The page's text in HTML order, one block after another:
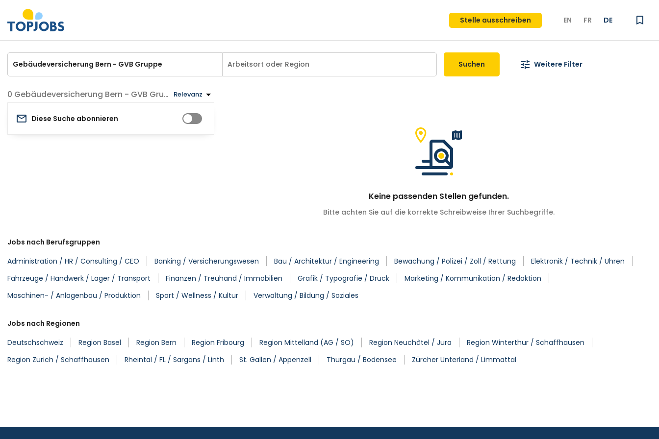
Stelle ausschreiben EN FR DE
Suchen Weitere Filter
Gebäudeversicherung Bern - GVB Gruppe Jobs Relevanz
Diese Suche abonnieren
Keine passenden Stellen gefunden.
Bitte achten Sie auf die korrekte Schreibweise Ihrer Suchbegriffe.
Jobs nach Berufsgruppen
Administration / HR / Consulting / CEO
Banking / Versicherungswesen Bau / Architektur / Engineering Bewachung / Polizei / Zoll / Rettung
Elektronik / Technik / Uhren
Fahrzeuge / Handwerk / Lager / Transport
Finanzen / Treuhand / Immobilien Grafik / Typografie / Druck
Marketing / Kommunikation / Redaktion
Maschinen- / Anlagenbau / Produktion
Sport / Wellness / Kultur Verwaltung / Bildung / Soziales
Jobs nach Regionen
Deutschschweiz
Region Basel Region Bern Region Fribourg Region Mittelland (AG / SO) Region Neuchâtel / Jura
Region Winterthur / Schaffhausen
Region Zürich / Schaffhausen
Rheintal / FL / Sargans / Linth St. Gallen / Appenzell Thurgau / Bodensee Zürcher Unterland / Limmattal